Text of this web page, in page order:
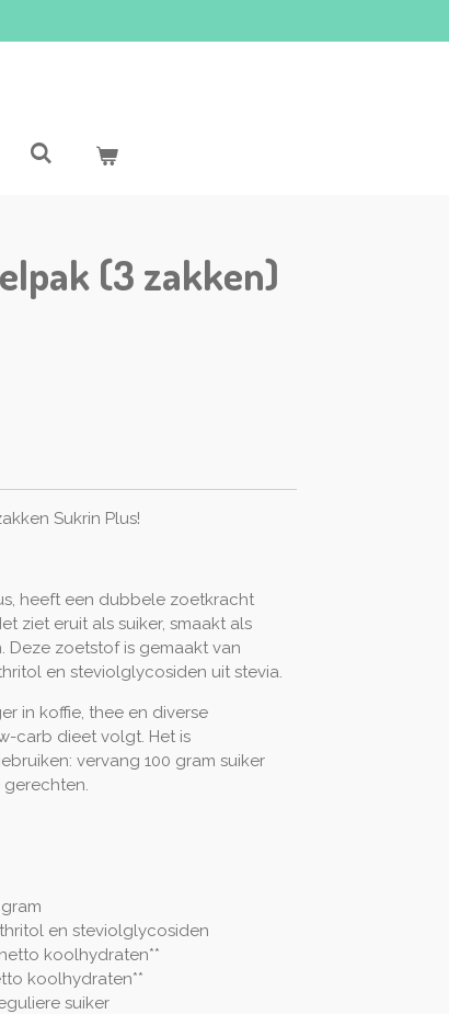
(3 zakken)
Sukrin Plus!
heeft een dubbele zoetkracht
ziet eruit als suiker, smaakt als
Deze zoetstof is gemaakt van
en steviolglycosiden uit stevia.
in koffie, thee en diverse
carb dieet volgt. Het is
vervang 100 gram suiker
gerechten.
en steviolglycosiden
koolhydraten**
koolhydraten**
suiker